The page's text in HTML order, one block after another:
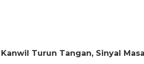
Kanwil Turun Tangan, Sinyal